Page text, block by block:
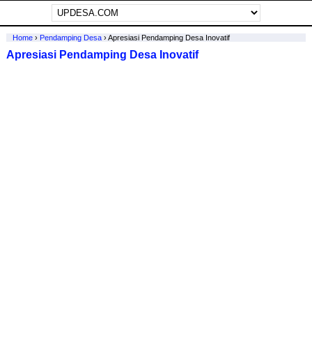
Home› Pendamping Desa›Apresiasi Pendamping Desa Inovatif
Apresiasi Pendamping Desa Inovatif